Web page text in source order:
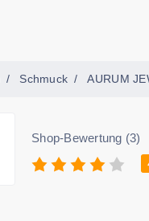
Schmuck AURUM
Shop-Bewertung (3)